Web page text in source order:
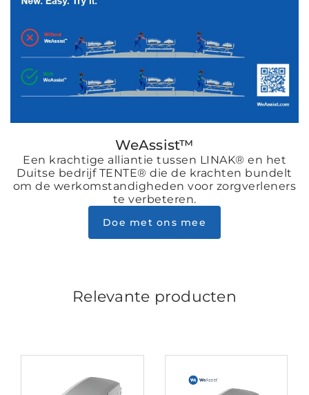
WeAssist™
Een krachtige alliantie tussen LINAK® en het
Duitse bedrijf TENTE® die de krachten bundelt
om de werkomstandigheden voor zorgverleners
te verbeteren.
Doe met ons mee
Relevante producten